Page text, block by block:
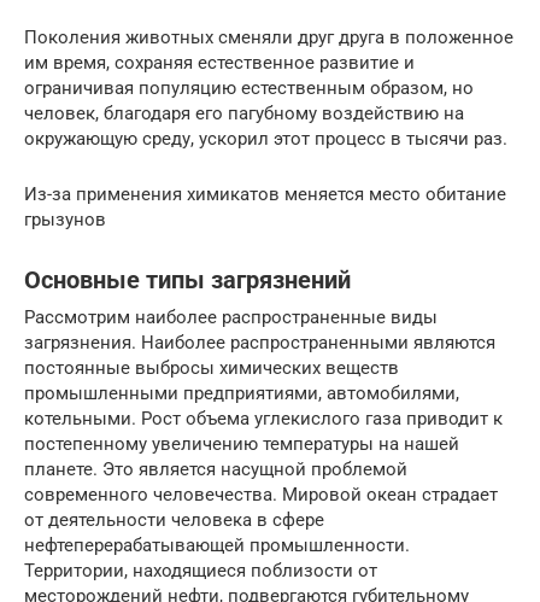
Поколения животных сменяли друг друга в положенное
им время, сохраняя естественное развитие и
ограничивая популяцию естественным образом, но
человек, благодаря его пагубному воздействию на
окружающую среду, ускорил этот процесс в тысячи раз.
Из-за применения химикатов меняется место обитание
грызунов
Основные типы загрязнений
Рассмотрим наиболее распространенные виды
загрязнения. Наиболее распространенными являются
постоянные выбросы химических веществ
промышленными предприятиями, автомобилями,
котельными. Рост объема углекислого газа приводит к
постепенному увеличению температуры на нашей
планете. Это является насущной проблемой
современного человечества. Мировой океан страдает
от деятельности человека в сфере
нефтеперерабатывающей промышленности.
Территории, находящиеся поблизости от
месторождений нефти, подвергаются губительному